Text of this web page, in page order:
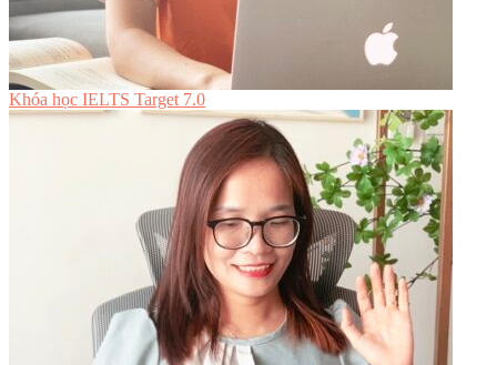
Khóa học IELTS Target 7.0